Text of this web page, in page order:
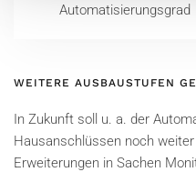
Automatisierungsgrad
WEITERE AUSBAUSTUFEN
In Zukunft soll u. a. der
Hausanschlüssen noch
Erweiterungen in Sachen